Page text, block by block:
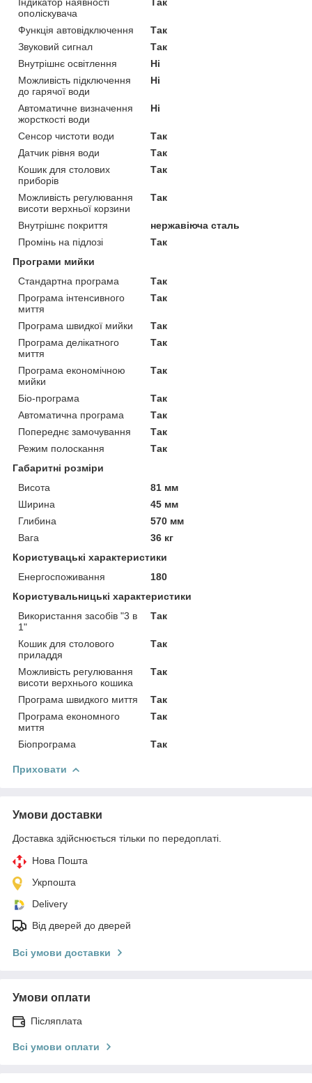
ополіскувача
Функція автовідключення
Так
Звуковий сигнал
Так
Внутрішнє освітлення
Ні
Можливість підключення
до гарячої води
Ні
Автоматичне визначення
жорсткості води
Ні
Сенсор чистоти води
Так
Датчик рівня води
Так
Кошик для столових
приборів
Так
Можливість регулювання
висоти верхньої корзини
Так
Внутрішнє покриття
нержавіюча сталь
Промінь на підлозі
Так
Програми мийки
Стандартна програма
Так
Програма інтенсивного
миття
Так
Програма швидкої мийки
Так
Програма делікатного
миття
Так
Програма економічною
мийки
Так
Біо-програма
Так
Автоматична програма
Так
Попереднє замочування
Так
Режим полоскання
Так
Габаритні розміри
Висота
81 мм
Ширина
45 мм
Глибина
570 мм
Вага
36 кг
Користувацькi характеристики
Енергоспоживання
180
Користувальницькі характеристики
Використання засобів "3 в
1"
Так
Кошик для столового
приладдя
Так
Можливість регулювання
висоти верхнього кошика
Так
Програма швидкого миття
Так
Програма економного
миття
Так
Біопрограма Так
Приховати
Умови доставки
Доставка здійснюється тільки по передоплаті.
Нова Пошта
Укрпошта
Delivery
Від дверей до дверей
Всі умови доставки
Умови оплати
Післяплата
Всі умови оплати